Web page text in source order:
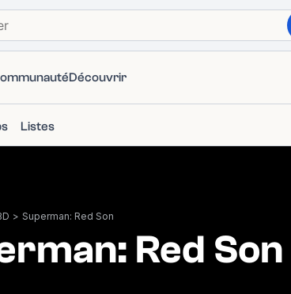
Découvrir
Listes
> Superman: Red Son
Red Son